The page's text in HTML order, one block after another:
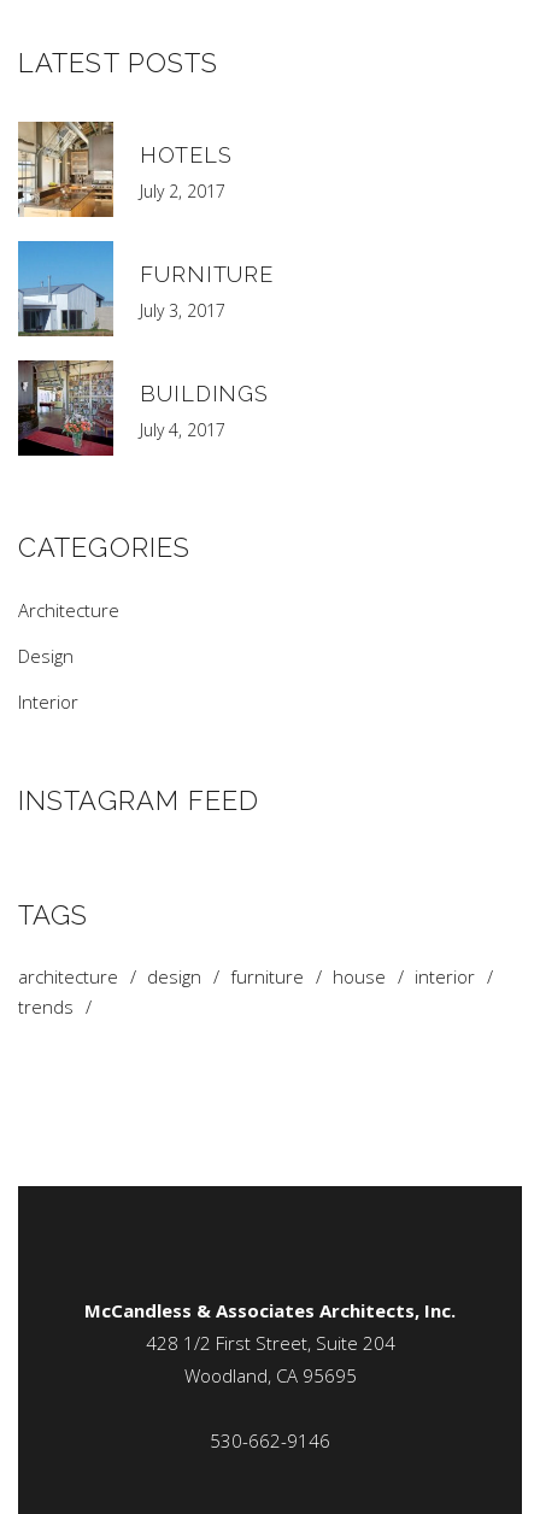
LATEST POSTS
HOTELS
July 2, 2017
FURNITURE
July 3, 2017
BUILDINGS
July 4, 2017
CATEGORIES
Architecture
Design
Interior
INSTAGRAM FEED
TAGS
architecture design furniture house
interior
trends
McCandless & Associates Architects, Inc.
428 1/2 First Street, Suite 204
Woodland, CA 95695
530-662-9146